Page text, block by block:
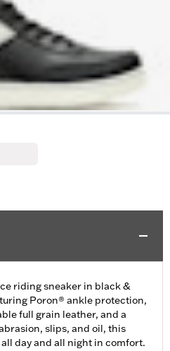
riding sneaker in black &
Poron® ankle protection,
full grain leather, and a
slips, and oil, this
day and all night in comfort.